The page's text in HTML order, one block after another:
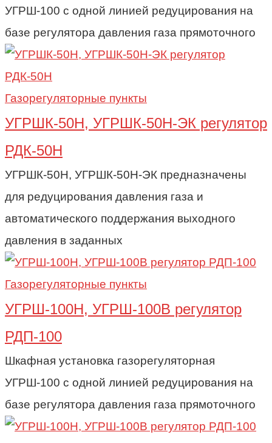
УГРШ-100 с одной линией редуцирования на
базе регулятора давления газа прямоточного
Газорегуляторные пункты
УГРШК-50Н, УГРШК-50Н-ЭК регулятор
РДК-50Н
УГРШК-50Н, УГРШК-50Н-ЭК предназначены
для редуцирования давления газа и
автоматического поддержания выходного
давления в заданных
Газорегуляторные пункты
УГРШ-100Н, УГРШ-100В регулятор
РДП-100
Шкафная установка газорегуляторная
УГРШ-100 с одной линией редуцирования на
базе регулятора давления газа прямоточного